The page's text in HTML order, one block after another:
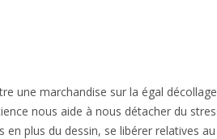
une marchandise sur la égal
nous aide à nous détacher du
plus du dessin, se libérer relatives